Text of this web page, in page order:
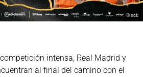
©acb
intensa, Real Madrid y
al final del camino con el